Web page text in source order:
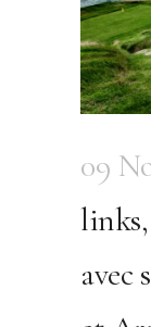
09
avec